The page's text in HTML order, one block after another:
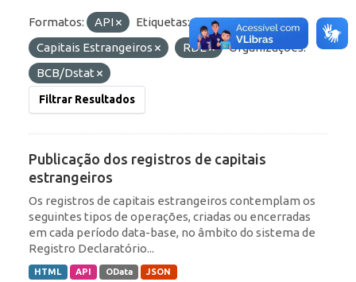
Formatos: API
Etiquetas:
Capitais Estrangeiros
RDE
Organizações:
BCB/Dstat
Filtrar Resultados
Publicação dos registros de capitais
estrangeiros
Os registros de capitais estrangeiros contemplam os
seguintes tipos de operações, criadas ou encerradas
em cada período data-base, no âmbito do sistema de
Registro Declaratório...
HTML API OData JSON